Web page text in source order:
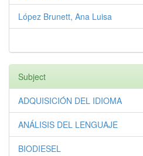
López Brunett, Ana Luisa
Subject
ADQUISICIÓN DEL IDIOMA
ANÁLISIS DEL LENGUAJE
BIODIESEL